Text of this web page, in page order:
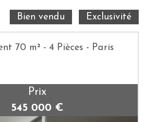
Bien vendu Exclusivité
70 m² - 4 Pièces - Paris
Prix
545 000 €